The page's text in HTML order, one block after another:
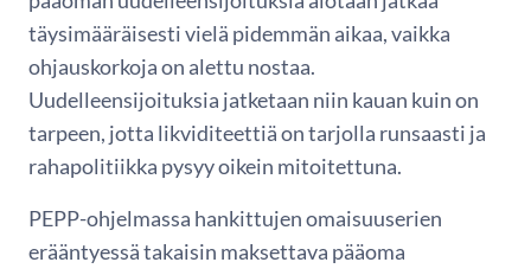
täysimääräisesti vielä pidemmän aikaa, vaikka
ohjauskorkoja on alettu nostaa.
Uudelleensijoituksia jatketaan niin kauan kuin on
tarpeen, jotta likviditeettiä on tarjolla runsaasti ja
rahapolitiikka pysyy oikein mitoitettuna.
PEPP-ohjelmassa hankittujen omaisuuserien
erääntyessä takaisin maksettava pääoma